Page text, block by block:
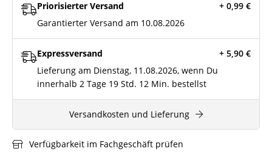
Priorisierter Versand + 0,99 €
Garantierter Versand am 10.08.2026
Expressversand + 5,90 €
Lieferung am Dienstag, 11.08.2026, wenn Du
innerhalb2 Tage 19 Std. 12 Min. bestellst
Versandkosten und Lieferung
Verfügbarkeit im Fachgeschäft prüfen